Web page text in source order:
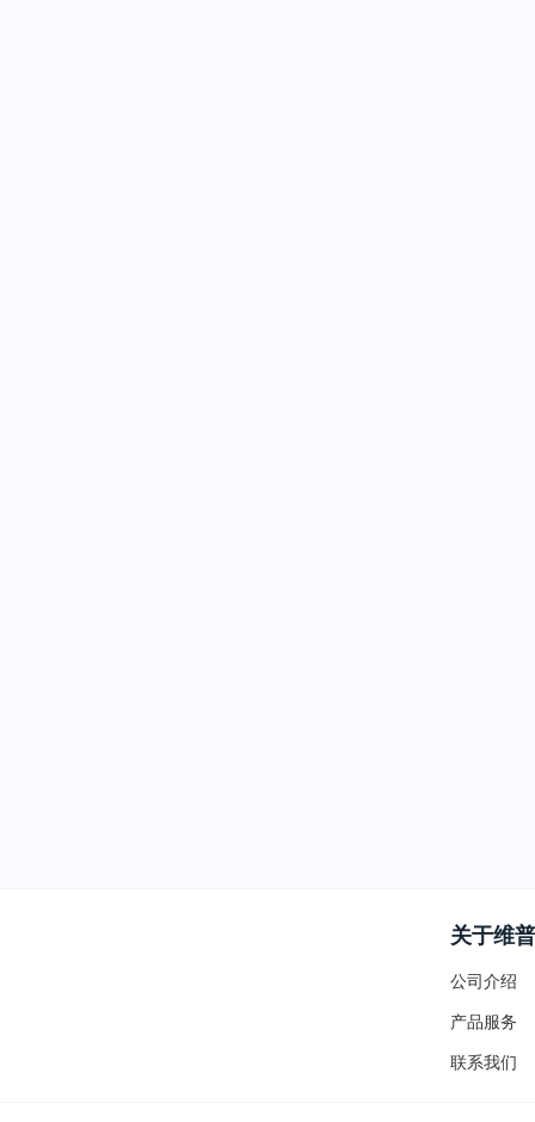
关于维普
公司介绍
产品服务
联系我们